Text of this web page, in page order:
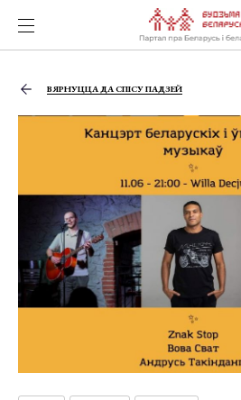
ВЯРНУЦЦА ДА СПІСУ ПАДЗЕЙ